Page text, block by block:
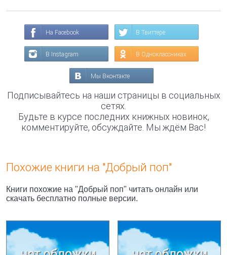
На Facebook В Твиттере
В Instagram В Одноклассниках
Мы Вконтакте
Подписывайтесь на наши страницы в социальных
сетях.
Будьте в курсе последних книжных новинок,
комментируйте, обсуждайте. Мы ждём Вас!
Похожие книги на "Добрый поп"
Книги похожие на "Добрый поп" читать онлайн или
скачать бесплатно полные версии.